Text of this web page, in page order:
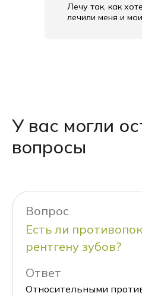
Лечу так, как
лечили меня и
У вас могли
вопросы
Вопрос
Есть ли
рентгену зубов?
Ответ
Относительными
улыбок на улицах Москвы!
Записаться на